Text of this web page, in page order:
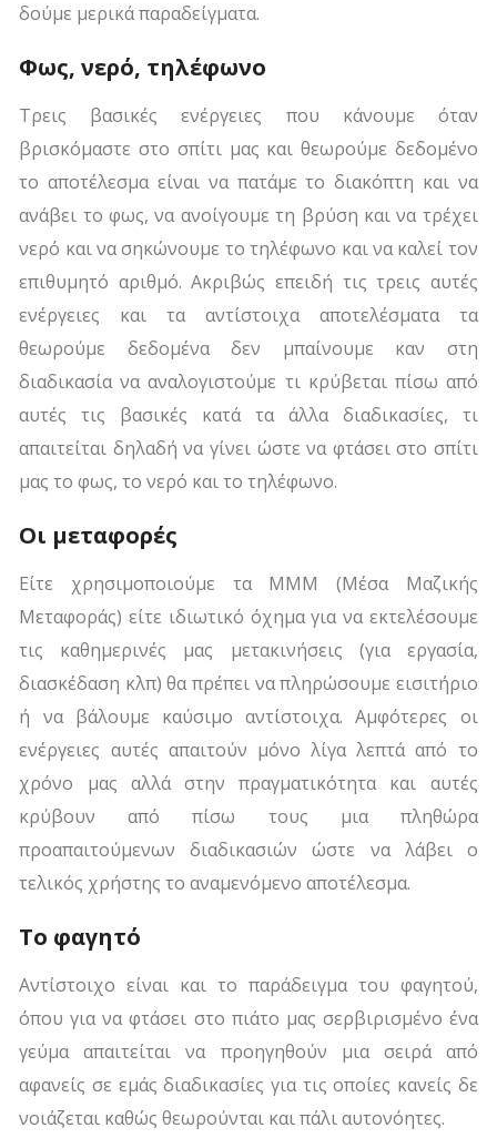
δούμε μερικά παραδείγματα.
Φως, νερό, τηλέφωνο
Τρεις βασικές ενέργειες που κάνουμε όταν
βρισκόμαστε στο σπίτι μας και θεωρούμε δεδομένο
το αποτέλεσμα είναι να πατάμε το διακόπτη και να
ανάβει το φως, να ανοίγουμε τη βρύση και να τρέχει
νερό και να σηκώνουμε το τηλέφωνο και να καλεί τον
επιθυμητό αριθμό. Ακριβώς επειδή τις τρεις αυτές
ενέργειες και τα αντίστοιχα αποτελέσματα τα
θεωρούμε δεδομένα δεν μπαίνουμε καν στη
διαδικασία να αναλογιστούμε τι κρύβεται πίσω από
αυτές τις βασικές κατά τα άλλα διαδικασίες, τι
απαιτείται δηλαδή να γίνει ώστε να φτάσει στο σπίτι
μας το φως, το νερό και το τηλέφωνο.
Οι μεταφορές
Είτε χρησιμοποιούμε τα ΜΜΜ (Μέσα Μαζικής
Μεταφοράς) είτε ιδιωτικό όχημα για να εκτελέσουμε
τις καθημερινές μας μετακινήσεις (για εργασία,
διασκέδαση κλπ) θα πρέπει να πληρώσουμε εισιτήριο
ή να βάλουμε καύσιμο αντίστοιχα. Αμφότερες οι
ενέργειες αυτές απαιτούν μόνο λίγα λεπτά από το
χρόνο μας αλλά στην πραγματικότητα και αυτές
κρύβουν από πίσω τους μια πληθώρα
προαπαιτούμενων διαδικασιών ώστε να λάβει ο
τελικός χρήστης το αναμενόμενο αποτέλεσμα.
Το φαγητό
Αντίστοιχο είναι και το παράδειγμα του φαγητού,
όπου για να φτάσει στο πιάτο μας σερβιρισμένο ένα
γεύμα απαιτείται να προηγηθούν μια σειρά από
αφανείς σε εμάς διαδικασίες για τις οποίες κανείς δε
νοιάζεται καθώς θεωρούνται και πάλι αυτονόητες.